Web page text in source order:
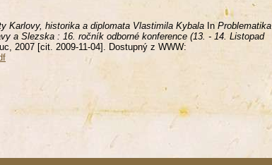
Karlovy, historika a diplomata Vlastimila Kybala In Problematika
a Slezska : 16. ročník odborné konference (13. - 14. Listopad
2007 [cit. 2009-11-04]. Dostupný z WWW: